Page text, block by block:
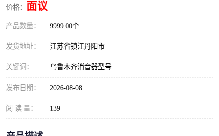
价格： 面议
产品数量： 9999.00个
发货地址： 江苏省镇江丹阳市
关键词： 乌鲁木齐消音器型号
发布日期： 2026-08-08
阅 读 量： 139